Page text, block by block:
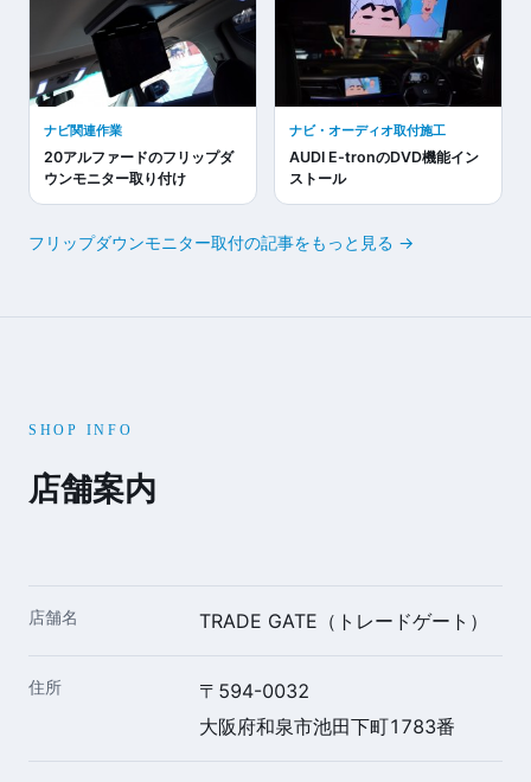
ナビ関連作業
20アルファードのフリップダ
ウンモニター取り付け
ナビ・オーディオ取付施工
AUDI E-tronのDVD機能イン
ストール
フリップダウンモニター取付の記事をもっと見る →
SHOP INFO
店舗案内
店舗名 TRADE GATE（トレードゲート）
住所
〒594-0032
大阪府和泉市池田下町1783番